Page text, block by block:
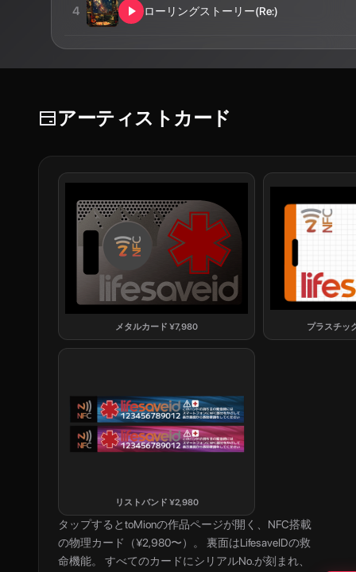
4 ローリングストーリー(Re:)
アーティストカード
メタルカード ¥7,980 プラスチッ
リストバンド ¥2,980
タップするとtoMionの作品ページが開く、NFC搭載
の物理カード（¥2,980〜）。 裏面はLifesaveIDの救
命機能。 すべてのカードにシリアルNo.が刻まれ、